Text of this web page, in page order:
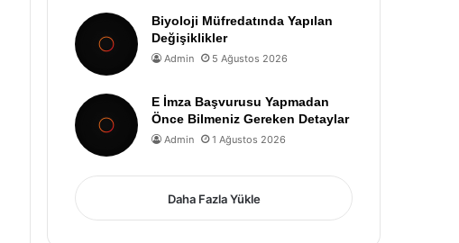
Biyoloji Müfredatında Yapılan
Değişiklikler
Admin 5 Ağustos 2026
E İmza Başvurusu Yapmadan
Önce Bilmeniz Gereken Detaylar
Admin 1 Ağustos 2026
Daha Fazla Yükle